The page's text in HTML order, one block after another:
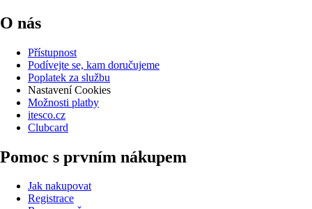
O nás
Přístupnost
Podívejte se, kam doručujeme
Poplatek za službu
Nastavení Cookies
Možnosti platby
itesco.cz
Clubcard
Pomoc s prvním nákupem
Jak nakupovat
Registrace